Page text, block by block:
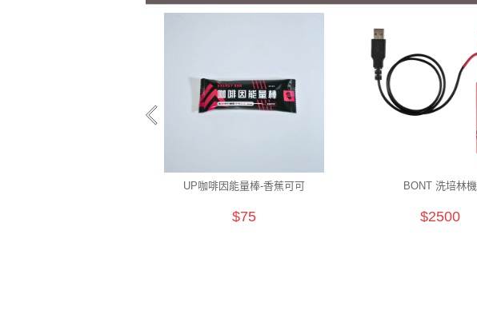
UP咖啡因能量棒-香蕉可可
$75
BONT 洗培林機
$2500